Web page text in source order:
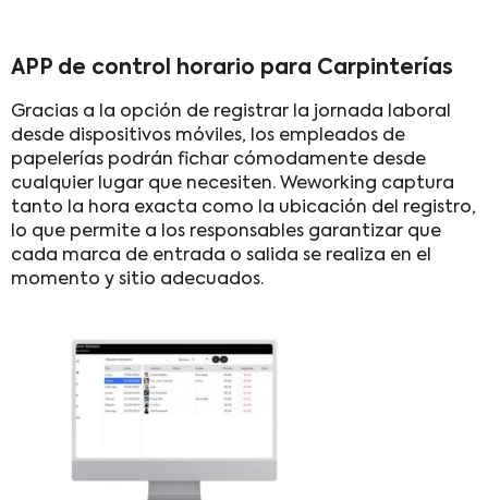
APP de control horario para Carpinterías
Gracias a la opción de registrar la jornada laboral
desde dispositivos móviles, los empleados de
papelerías podrán fichar cómodamente desde
cualquier lugar que necesiten. Weworking captura
tanto la hora exacta como la ubicación del registro,
lo que permite a los responsables garantizar que
cada marca de entrada o salida se realiza en el
momento y sitio adecuados.